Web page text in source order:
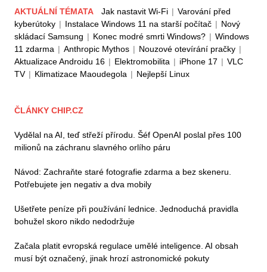
AKTUÁLNÍ TÉMATA Jak nastavit Wi-Fi | Varování před
kyberútoky | Instalace Windows 11 na starší počítač | Nový
skládací Samsung | Konec modré smrti Windows? | Windows
11 zdarma | Anthropic Mythos | Nouzové otevírání pračky |
Aktualizace Androidu 16 | Elektromobilita | iPhone 17 | VLC
TV | Klimatizace Maoudegola | Nejlepší Linux
ČLÁNKY CHIP.CZ
Vydělal na AI, teď střeží přírodu. Šéf OpenAI poslal přes 100
milionů na záchranu slavného orlího páru
Návod: Zachraňte staré fotografie zdarma a bez skeneru.
Potřebujete jen negativ a dva mobily
Ušetřete peníze při používání lednice. Jednoduchá pravidla
bohužel skoro nikdo nedodržuje
Začala platit evropská regulace umělé inteligence. AI obsah
musí být označený, jinak hrozí astronomické pokuty